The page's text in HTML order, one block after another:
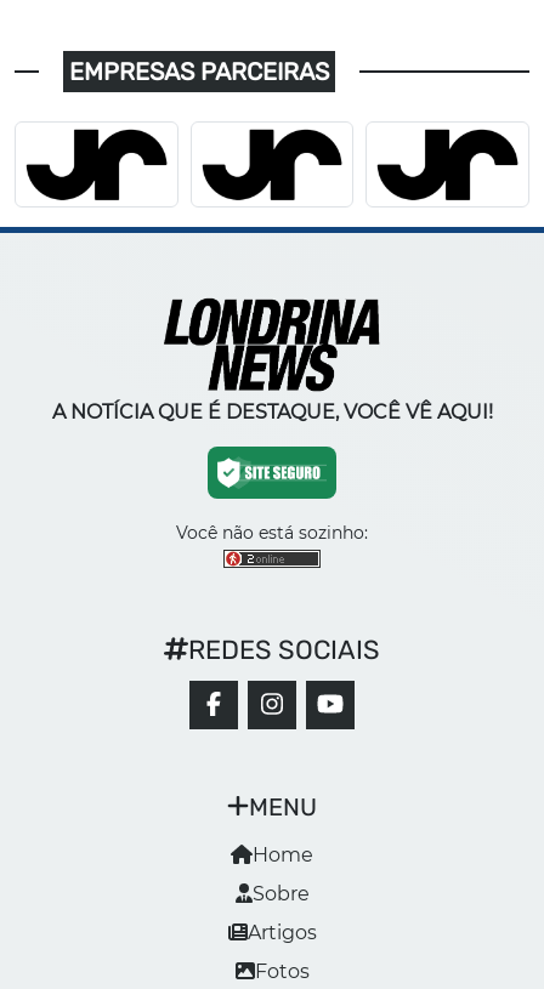
EMPRESAS PARCEIRAS
A NOTÍCIA QUE É DESTAQUE, VOCÊ VÊ AQUI!
Você não está sozinho:
MENU
Home
Sobre
Artigos
Fotos
REDES SOCIAIS